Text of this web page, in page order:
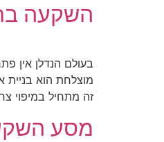
השקעה
בעולם הנדלן אין
מוצלחת הוא
זה מתחיל במיפוי
מסע